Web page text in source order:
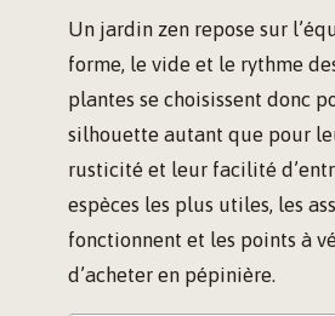
Un jardin zen repose sur
forme, le vide et le rythme
plantes se choisissent donc
silhouette autant que pour
rusticité et leur facilité
espèces les plus utiles, les
fonctionnent et les points à
d’acheter en pépinière.